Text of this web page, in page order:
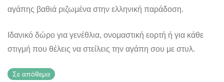
αγάπης βαθιά ριζωμένα στην ελληνική παράδοση.
Ιδανικό δώρο για γενέθλια, ονομαστική εορτή ή για κάθε
στιγμή που θέλεις να στείλεις την αγάπη σου με στυλ.
Σε απόθεμα